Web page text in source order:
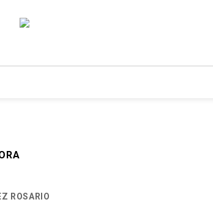
ROSARIO